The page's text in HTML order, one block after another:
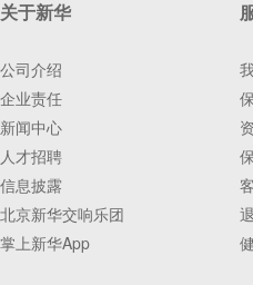
关于新华
公司介绍
企业责任
新闻中心
人才招聘
信息披露
北京新华交响乐团
掌上新华App